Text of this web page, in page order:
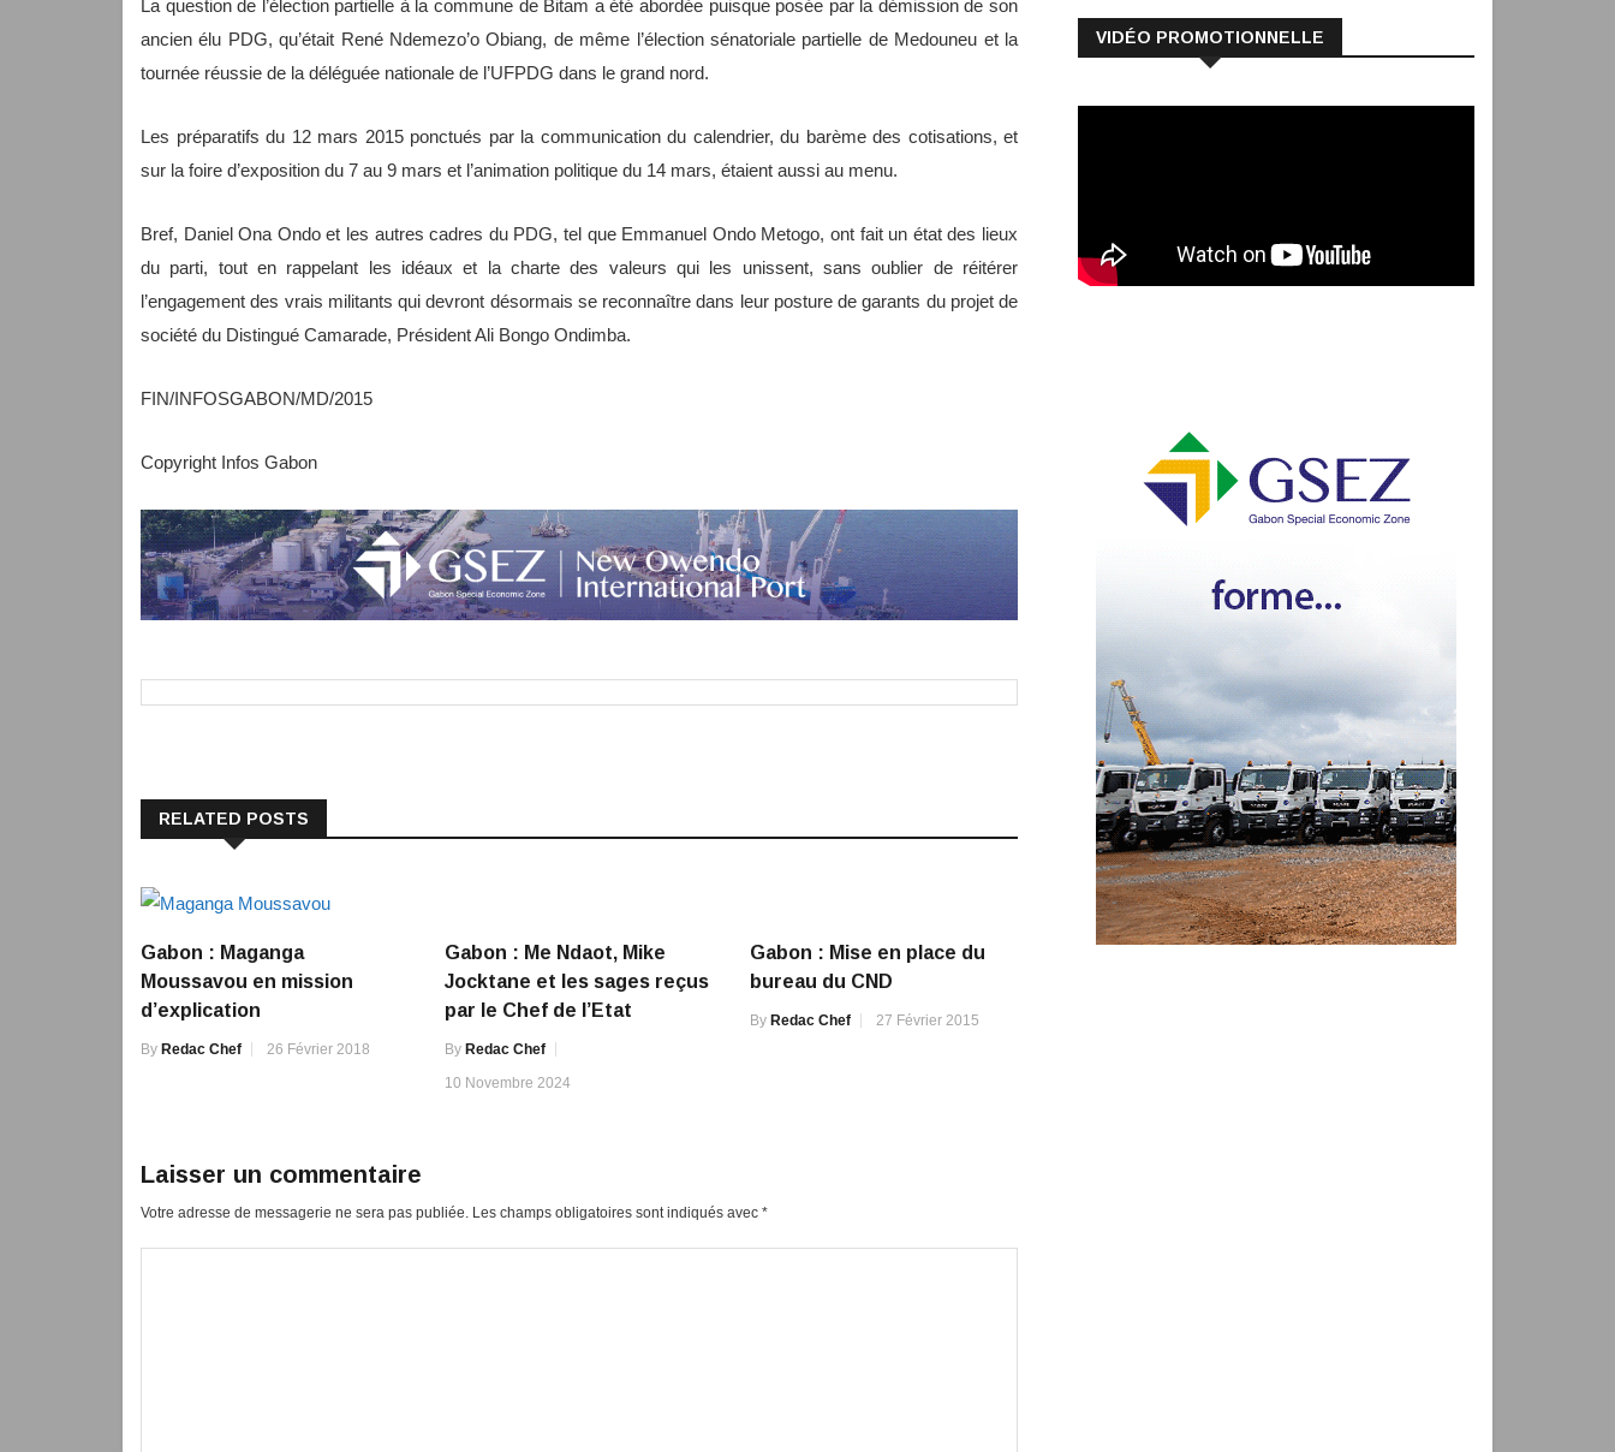
La question de l’élection partielle à la commune de Bitam a été abordée puisque posée par la démission de son
ancien élu PDG, qu’était René Ndemezo’o Obiang, de même l’élection sénatoriale partielle de Medouneu et la
tournée réussie de la déléguée nationale de l’UFPDG dans le grand nord.
Les préparatifs du 12 mars 2015 ponctués par la communication du calendrier, du barème des cotisations, et
sur la foire d’exposition du 7 au 9 mars et l’animation politique du 14 mars, étaient aussi au menu.
Bref, Daniel Ona Ondo et les autres cadres du PDG, tel que Emmanuel Ondo Metogo, ont fait un état des lieux
du parti, tout en rappelant les idéaux et la charte des valeurs qui les unissent, sans oublier de réitérer
l’engagement des vrais militants qui devront désormais se reconnaître dans leur posture de garants du projet de
société du Distingué Camarade, Président Ali Bongo Ondimba.
FIN/INFOSGABON/MD/2015
Copyright Infos Gabon
RELATED POSTS
Gabon : Maganga
Moussavou en mission
d’explication
By Redac Chef 26 Février 2018
Gabon : Me Ndaot, Mike
Jocktane et les sages reçus
par le Chef de l’Etat
ByRedac Chef
10 Novembre 2024
Gabon : Mise en place du
bureau du CND
By Redac Chef 27 Février 2015
Laisser un commentaire
Votre adresse de messagerie ne sera pas publiée. Les champs obligatoires sont indiqués avec *
VIDÉO PROMOTIONNELLE